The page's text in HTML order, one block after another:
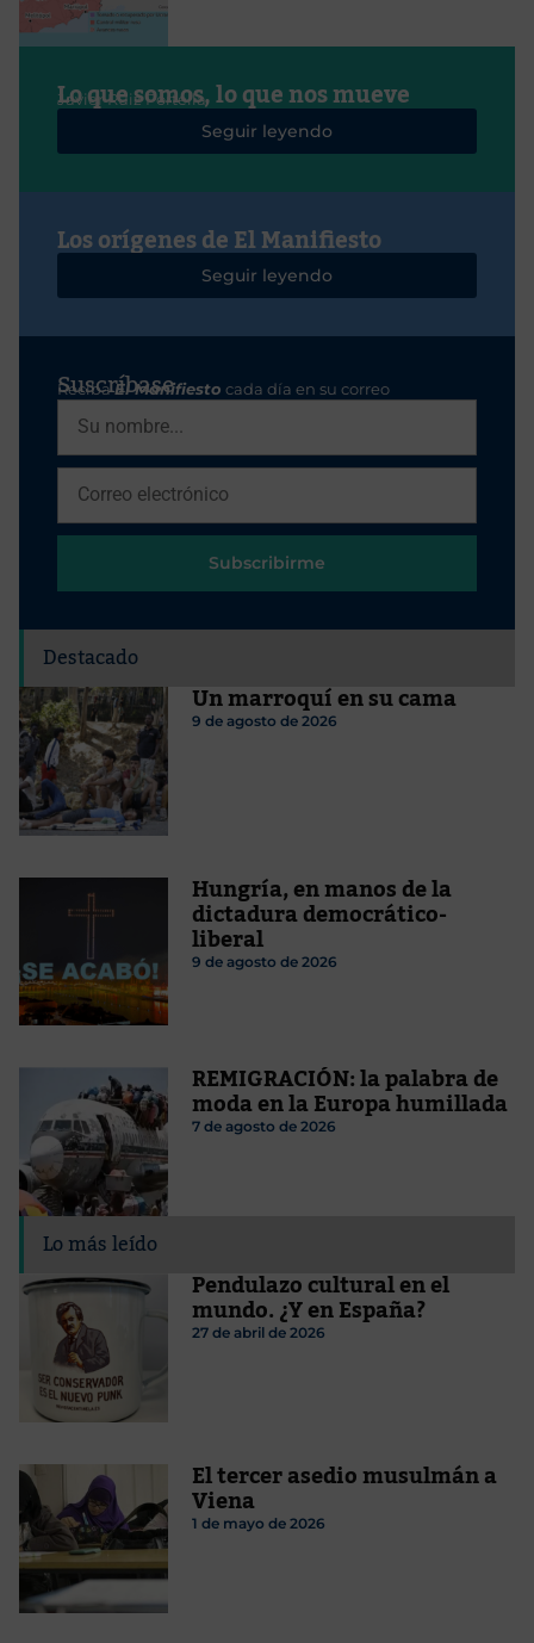
Lo que somos, lo que nos mueve
Javier Ruiz Portella
Seguir leyendo
Los orígenes de El Manifiesto
Seguir leyendo
Suscríbase
RecibaEl Manifiesto cada día en su correo
Subscribirme
Destacado
Un marroquí en su cama
9 de agosto de 2026
Hungría, en manos de la
dictadura democrático-
liberal
9 de agosto de 2026
REMIGRACIÓN: la palabra de
moda en la Europa humillada
7 de agosto de 2026
Lo más leído
Pendulazo cultural en el
mundo. ¿Y en España?
27 de abril de 2026
El tercer asedio musulmán a
Viena
1 de mayo de 2026